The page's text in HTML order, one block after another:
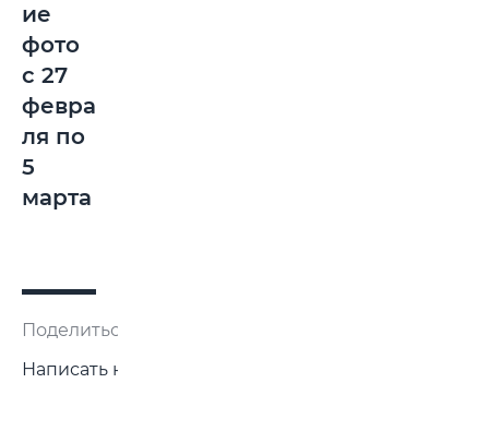
ие
фото
с 27
февра
ля по
5
марта
Поделиться:
Написать нам